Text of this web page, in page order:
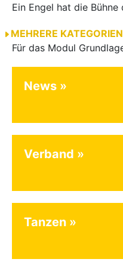
MEHRERE KATEGORIEN
News
Verband
Tanzen